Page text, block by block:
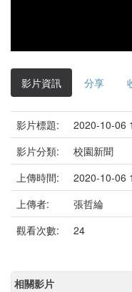
影片資訊 分享
影片標題:
2020-10-06
影片分類:
校園新聞
上傳時間:
2020-10-06
上傳者:
張哲綸
觀看次數:
24
相關影片